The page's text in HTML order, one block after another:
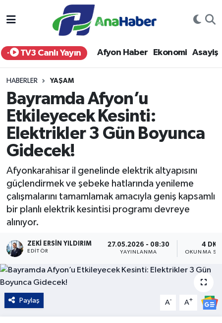
TV3 Canlı Yayın Afyon Haber Ekonomi Asayiş
HABERLER YAŞAM
Bayramda Afyon’u
Etkileyecek Kesinti:
Elektrikler 3 Gün Boyunca
Gidecek!
Afyonkarahisar il genelinde elektrik altyapısını
güçlendirmek ve şebeke hatlarında yenileme
çalışmalarını tamamlamak amacıyla geniş kapsamlı
bir planlı elektrik kesintisi programı devreye
alınıyor.
ZEKI ERSIN YILDIRIM
EDITÖR
27.05.2026 - 08:30
YAYINLANMA
4 DK
OKUNMA
Paylaş A- A+
Yurt Haber
Afyon Haber
Siyaset
Spor
Sağlık
Teknoloji
Kültür - Sanat
Yaşam
Afyonkarahisar Nöbetçi Eczaneler
Afyonkarahisar Hava Durumu
Afyonkarahisar Trafik Yoğunluk Haritası
Süper Lig Puan Durumu ve Fikstür
Son Dakika Haberleri
Haber Arşivi